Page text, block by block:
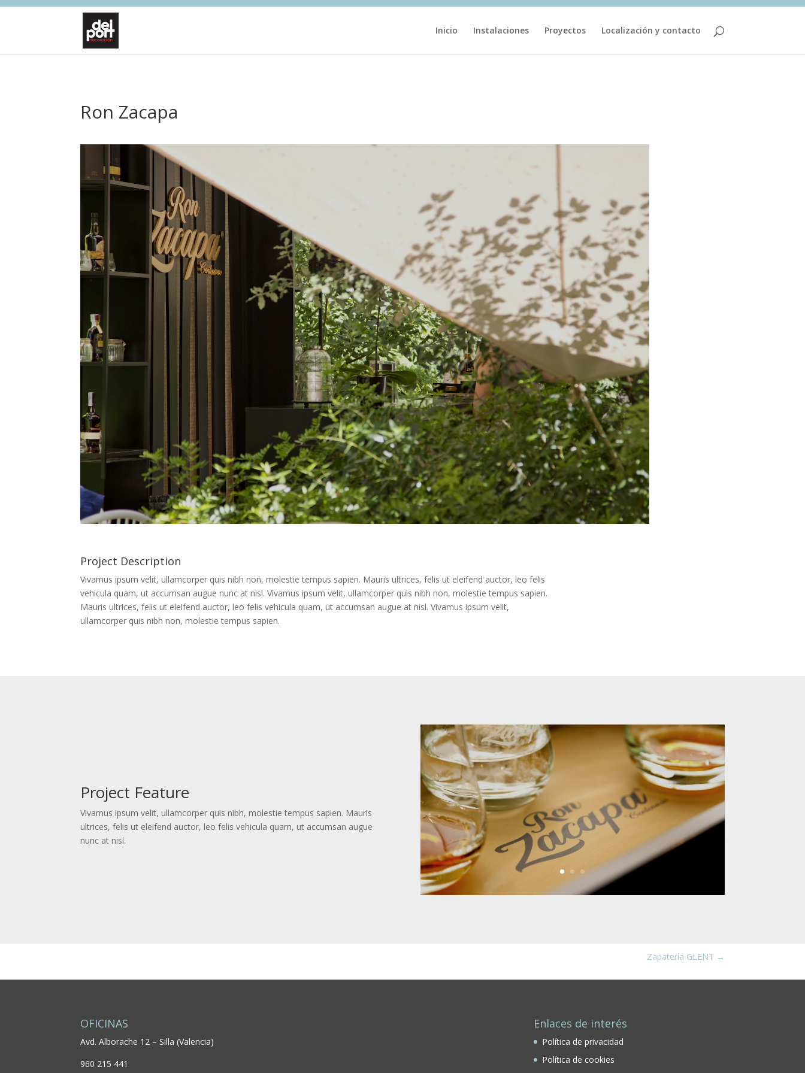
Inicio Instalaciones Proyectos Localización y contacto
Ron Zacapa
Project Description
Vivamus ipsum velit, ullamcorper quis nibh non, molestie tempus sapien. Mauris ultrices, felis ut eleifend auctor, leo felis
vehicula quam, ut accumsan augue nunc at nisl. Vivamus ipsum velit, ullamcorper quis nibh non, molestie tempus sapien.
Mauris ultrices, felis ut eleifend auctor, leo felis vehicula quam, ut accumsan augue at nisl. Vivamus ipsum velit,
ullamcorper quis nibh non, molestie tempus sapien.
Project Feature
Vivamus ipsum velit, ullamcorper quis nibh, molestie tempus sapien. Mauris
ultrices, felis ut eleifend auctor, leo felis vehicula quam, ut accumsan augue
nunc at nisl.
Zapatería GLENT →
OFICINAS
Avd. Alborache 12 – Silla (Valencia)
960 215 441
Enlaces de interés
Política de privacidad
Política de cookies